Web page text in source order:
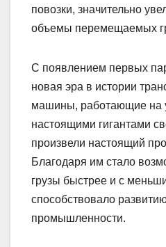
повозки, значительно
объемы перемещаемых
С появлением первых
новая эра в истории
машины, работающие на
настоящими гигантами
произвели настоящий
Благодаря им стало
грузы быстрее и с
способствовало
промышленности.